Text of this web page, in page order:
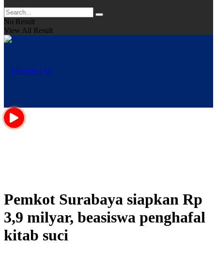
No Result
View All Result
Pemkot Surabaya siapkan Rp
3,9 milyar, beasiswa penghafal
kitab suci